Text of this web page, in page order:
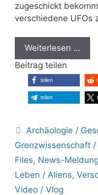
zugeschickt
verschiedene UFOs
Weiterlesen …
Beitrag teilen
teilen
teilen
Kategorien
Archäologie /
Grenzwissenschaft
Files, News-Meldung
Leben / Aliens,
Video / Vlog